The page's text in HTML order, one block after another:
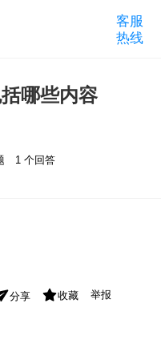
客服
热线
哪些内容
1 个回答
分享 收藏 举报